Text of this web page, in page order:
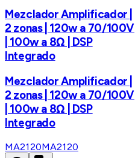
Mezclador Amplificador |
2 zonas | 120w a 70/100V
| 100w a 8Ω | DSP
Integrado
Mezclador Amplificador |
2 zonas | 120w a 70/100V
| 100w a 8Ω | DSP
Integrado
MA2120MA2120